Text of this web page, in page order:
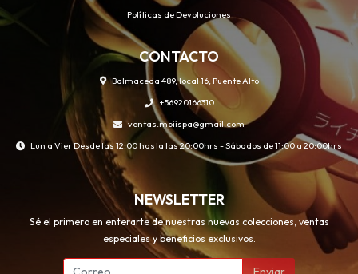
Políticas de Devoluciones
CONTACTO
Balmaceda 489, local 16, Puente Alto
+56920166310
ventas.moiispa@gmail.com
Lun a Vier Desde las 12:00 hasta las 20:00hrs - Sábados de 11:00 a 20:00hrs
NEWSLETTER
Sé el primero en enterarte de nuestras nuevas colecciones, ventas
especiales y beneficios exclusivos.